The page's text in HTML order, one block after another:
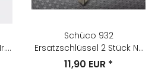
Schüco 932
Ersatzschlüssel 2 Stück Nr.
932
11,90 EUR *